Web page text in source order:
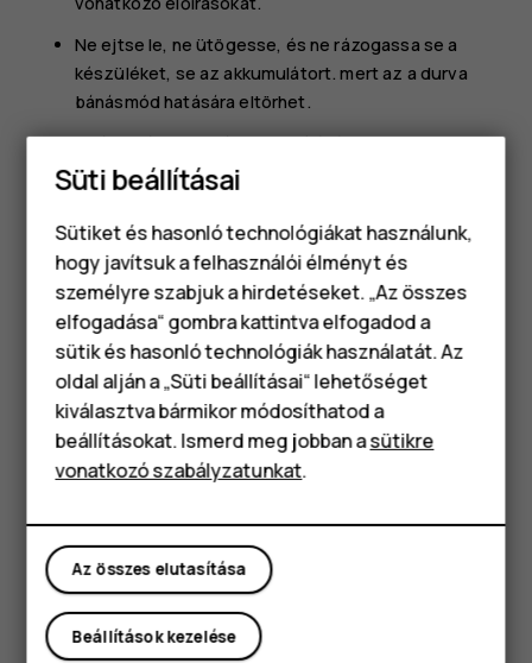
Okostelefonok
Klasszikus telefonok
Tartozékok
Táblagépek
Ne ejtse le, ne ütögesse, és ne rázogassa se a
készüléket, se az akkumulátort. mert az a durva
bánásmód hatására eltörhet.
A készülék felületének tisztításához csak puha,
tiszta, száraz törlőkendőt használjon.
használhatatlanná teheti azt.
Tartsa távol a készüléket mágnestől és mágneses
tértől.
A fontos adatok biztonságos tárolása érdekében
azokat legalább két különböző helyen tárolja,
például a készüléken, memóriakártyán vagy
számítógépen, illetve jegyezze le a fontos
adatokat.
készülék igyekszik elkerülni a túlmelegedést:
automatikusan lelassulhat, csökkentheti a kijelző
fényerejét videóhívás közben, alkalmazásokat zárhat be,
lekapcsolhatja a töltést, illetve szükség esetén
Süti beállításai
Sütiket és hasonló technológiákat használunk,
hogy javítsuk a felhasználói élményt és
személyre szabjuk a hirdetéseket. „Az összes
elfogadása“ gombra kattintva elfogadod a
sütik és hasonló technológiák használatát. Az
oldal alján a „Süti beállításai“ lehetőséget
kiválasztva bármikor módosíthatod a
beállításokat. Ismerd meg jobban asütikre
vonatkozó szabályzatunkat.
Az összes elutasítása
Beállítások kezelése